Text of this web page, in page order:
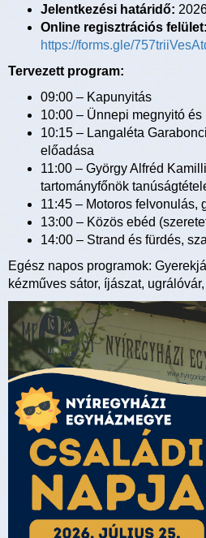
Jelentkezési határidő:
Online regisztrációs felület:
https://forms.gle/
Tervezett program:
09:00 – Kapunyitás
10:00 – Ünnepi megnyitó
10:15 – Langaléta
előadása
11:00 – György Alfréd
tartományfőnök
11:45 – Motoros felvonulás,
13:00 – Közös ebéd
14:00 – Strand és fürdés,
Egész napos programok:
kézműves sátor, íjászat,